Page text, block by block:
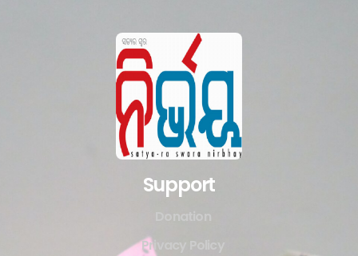
Support
Privacy Policy